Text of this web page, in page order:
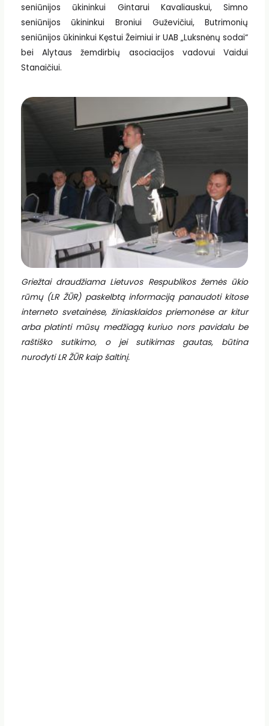
seniūnijos ūkininkui Gintarui Kavaliauskui, Simno
seniūnijos ūkininkui Broniui Guževičiui, Butrimonių
seniūnijos ūkininkui Kęstui Žeimiui ir UAB „Luksnėnų sodai“
bei Alytaus žemdirbių asociacijos vadovui Vaidui
Stanaičiui.
Griežtai draudžiama Lietuvos Respublikos žemės ūkio
rūmų (LR ŽŪR) paskelbtą informaciją panaudoti kitose
interneto svetainėse, žiniasklaidos priemonėse ar kitur
arba platinti mūsų medžiagą kuriuo nors pavidalu be
raštiško sutikimo, o jei sutikimas gautas, būtina
nurodyti LR ŽŪR kaip šaltinį.